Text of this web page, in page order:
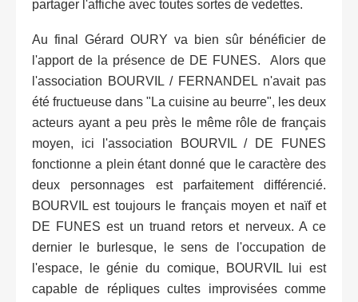
partager l'affiche avec toutes sortes de vedettes.
Au final Gérard OURY va bien sûr bénéficier de
l'apport de la présence de DE FUNES. Alors que
l'association BOURVIL / FERNANDEL n'avait pas
été fructueuse dans "La cuisine au beurre", les deux
acteurs ayant a peu près le même rôle de français
moyen, ici l'association BOURVIL / DE FUNES
fonctionne a plein étant donné que le caractère des
deux personnages est parfaitement différencié.
BOURVIL est toujours le français moyen et naïf et
DE FUNES est un truand retors et nerveux. A ce
dernier le burlesque, le sens de l'occupation de
l'espace, le génie du comique, BOURVIL lui est
capable de répliques cultes improvisées comme